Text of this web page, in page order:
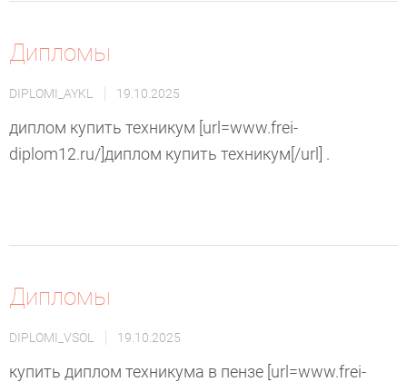
Дипломы
DIPLOMI_AYKL 19.10.2025
диплом купить техникум [url=www.frei-
diplom12.ru/]диплом купить техникум[/url] .
Дипломы
DIPLOMI_VSOL 19.10.2025
купить диплом техникума в пензе [url=www.frei-